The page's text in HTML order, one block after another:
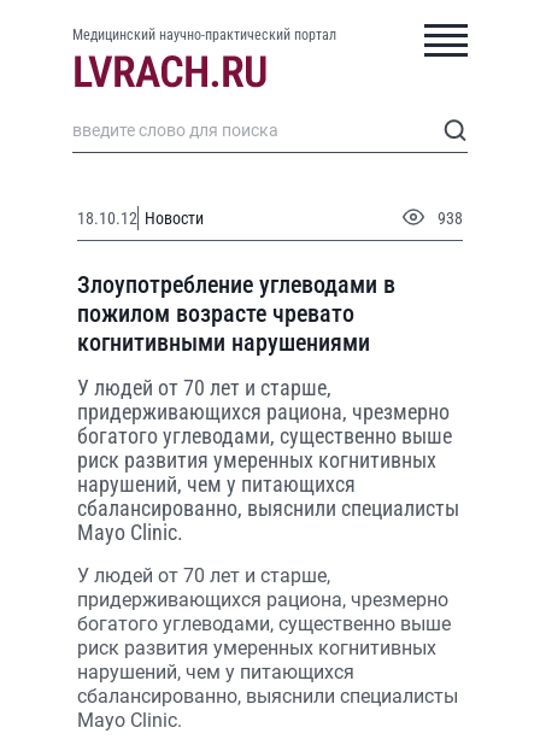
Медицинский научно-практический портал
18.10.12 Новости 938
Злоупотребление углеводами в
пожилом возрасте чревато
когнитивными нарушениями
У людей от 70 лет и старше,
придерживающихся рациона, чрезмерно
богатого углеводами, существенно выше
риск развития умеренных когнитивных
нарушений, чем у питающихся
сбалансированно, выяснили специалисты
Mayo Clinic.
У людей от 70 лет и старше,
придерживающихся рациона, чрезмерно
богатого углеводами, существенно выше
риск развития умеренных когнитивных
нарушений, чем у питающихся
сбалансированно, выяснили специалисты
Mayo Clinic.